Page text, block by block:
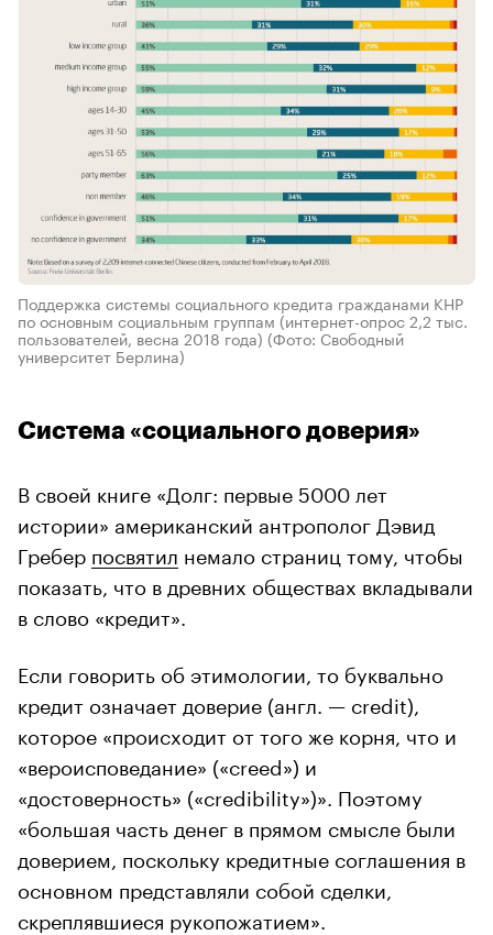
Поддержка системы социального кредита гражданами КНР
по основным социальным группам (интернет-опрос 2,2 тыс.
пользователей, весна 2018 года) (Фото: Свободный
университет Берлина)
Система «социального доверия»
В своей книге «Долг: первые 5000 лет
истории» американский антрополог Дэвид
Гребер посвятил немало страниц тому, чтобы
показать, что в древних обществах вкладывали
в слово «кредит».
Если говорить об этимологии, то буквально
кредит означает доверие (англ. — credit),
которое «происходит от того же корня, что и
«вероисповедание» («creed») и
«достоверность» («credibility»)». Поэтому
«большая часть денег в прямом смысле были
доверием, поскольку кредитные соглашения в
основном представляли собой сделки,
скреплявшиеся рукопожатием».